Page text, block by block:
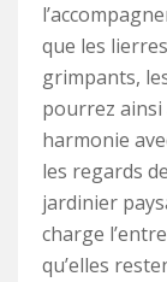
que les
grimpants,
pourrez
harmonie
les regards
jardinier
charge
qu’elles